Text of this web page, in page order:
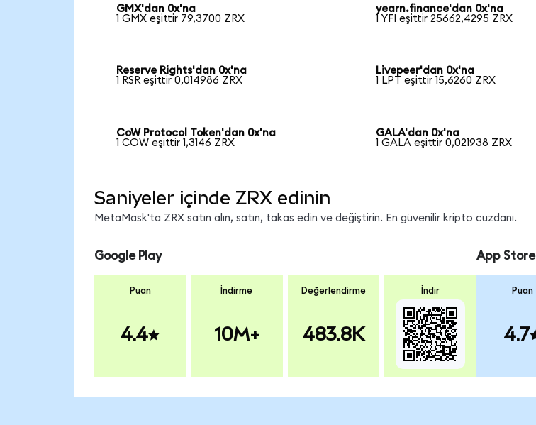
GMX'dan 0x'na
1 GMX eşittir 79,3700 ZRX
yearn.finance'dan 0x'na
1 YFI eşittir 25662,4295 ZRX
Reserve Rights'dan 0x'na
1 RSR eşittir 0,014986 ZRX
Livepeer'dan 0x'na
1 LPT eşittir 15,6260 ZRX
CoW Protocol Token'dan 0x'na
1 COW eşittir 1,3146 ZRX
GALA'dan 0x'na
1 GALA eşittir 0,021938 ZRX
Saniyeler içinde ZRX edinin
MetaMask'ta ZRX satın alın, satın, takas edin ve değiştirin. En güvenilir kripto cüzdanı.
Google Play
Puan
4.4
İndirme
10M+
Değerlendirme
483.8K
İndir
App Store
Puan
4.7